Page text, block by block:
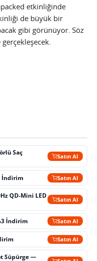
etkinliğinde
de büyük bir
gibi görünüyor. Söz
Saç
Satın Al
İndirim Satın Al
QD-Mini LED
Satın Al
İndirim Satın Al
Satın Al
Süpürge —